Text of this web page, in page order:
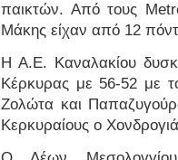
παικτών. Από τους
Μάκης είχαν από 12
Η Α.Ε. Καναλακίου
Κέρκυρας με 56-52 με
Ζολώτα και
Κερκυραίους ο